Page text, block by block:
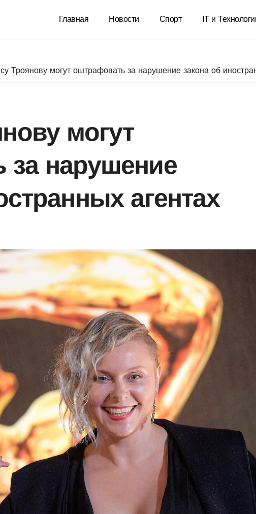
Главная Новости Спорт IT и
Троянову могут оштрафовать за нарушение закона об
могут
за нарушение
агентах